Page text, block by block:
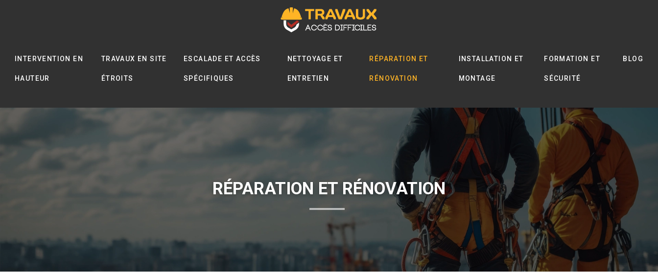
INTERVENTION EN
HAUTEUR
TRAVAUX EN SITE
ÉTROITS
ESCALADE ET ACCÈS
SPÉCIFIQUES
NETTOYAGE ET
ENTRETIEN
RÉPARATION ET
RÉNOVATION
INSTALLATION ET
MONTAGE
FORMATION ET
SÉCURITÉ
BLOG
RÉPARATION ET RÉNOVATION